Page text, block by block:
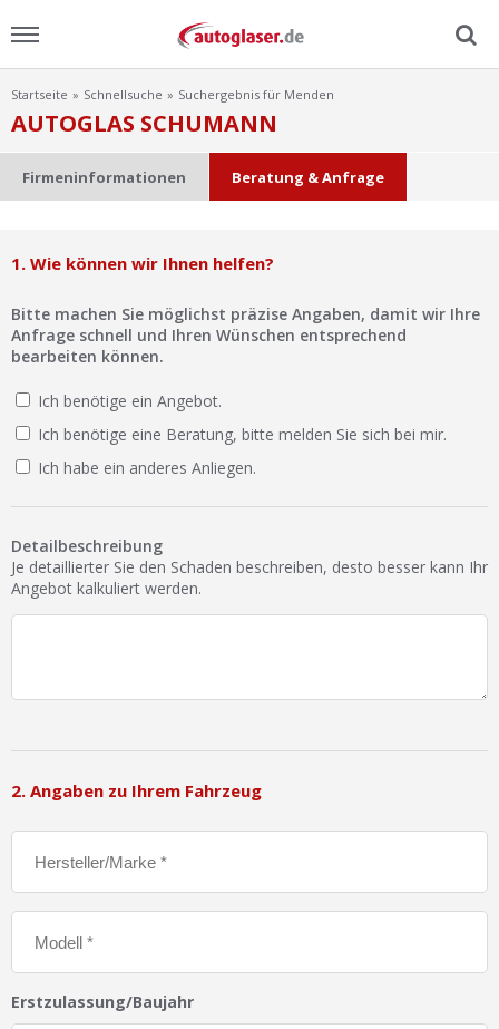
Menu
Home
Ratgeber
Scheibensuche
FAQ
Lexikon
Ist Ihre Werkstatt schon dabei?
Werkstatt Login
Startseite Schnellsuche Suchergebnis für Menden
AUTOGLAS SCHUMANN
Firmeninformationen Beratung & Anfrage
1. Wie können wir Ihnen helfen?
Bitte machen Sie möglichst präzise Angaben, damit wir Ihre
Anfrage schnell und Ihren Wünschen entsprechend
bearbeiten können.
Ich benötige ein Angebot.
Ich benötige eine Beratung, bitte melden Sie sich bei mir.
Ich habe ein anderes Anliegen.
Detailbeschreibung
Je detaillierter Sie den Schaden beschreiben, desto besser kann Ihr
Angebot kalkuliert werden.
2. Angaben zu Ihrem Fahrzeug
Erstzulassung/Baujahr